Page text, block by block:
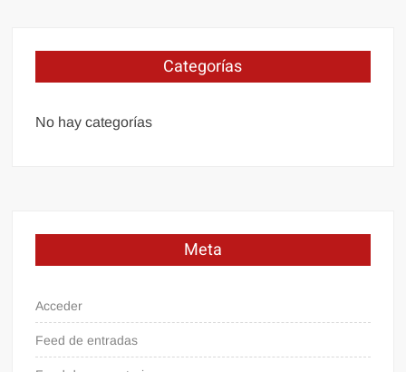
Categorías
No hay categorías
Meta
Acceder
Feed de entradas